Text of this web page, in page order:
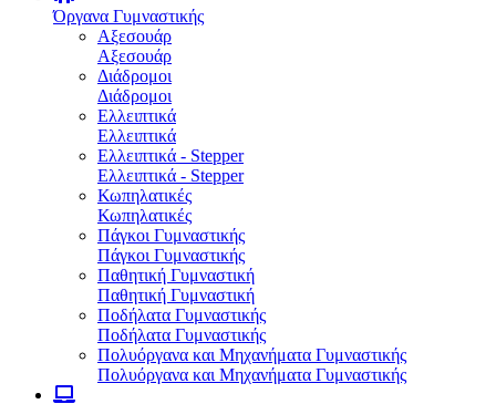
Όργανα Γυμναστικής
Αξεσουάρ
Αξεσουάρ
Διάδρομοι
Διάδρομοι
Ελλειπτικά
Ελλειπτικά
Ελλειπτικά - Stepper
Ελλειπτικά - Stepper
Κωπηλατικές
Κωπηλατικές
Πάγκοι Γυμναστικής
Πάγκοι Γυμναστικής
Παθητική Γυμναστική
Παθητική Γυμναστική
Ποδήλατα Γυμναστικής
Ποδήλατα Γυμναστικής
Πολυόργανα και Μηχανήματα Γυμναστικής
Πολυόργανα και Μηχανήματα Γυμναστικής